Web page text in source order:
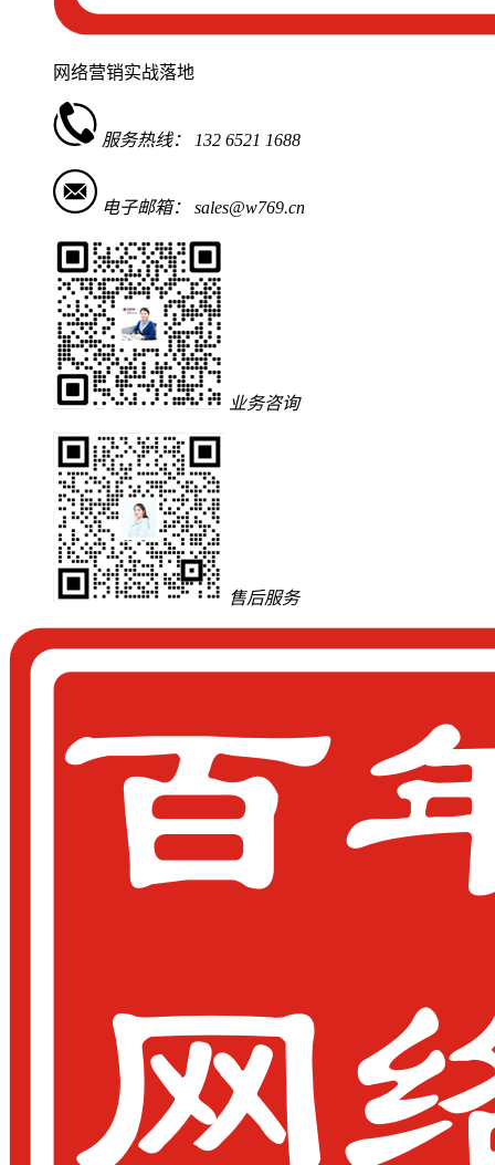
网络营销实战落地
服务热线： 132 6521 1688
电子邮箱： sales@w769.cn
业务咨询
售后服务